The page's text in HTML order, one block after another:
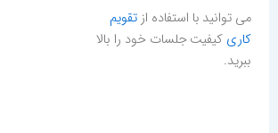
می توانید با استفاده از تقویم
کاری کیفیت جلسات خود را بالا
ببرید.